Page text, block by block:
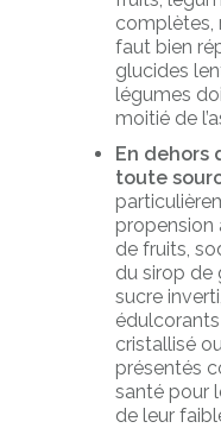
complètes,
faut bien
glucides
légumes
moitié de
En dehors
toute
propension
de fruits,
du sirop
sucre
cristallisé
présentés
santé pour
de leur